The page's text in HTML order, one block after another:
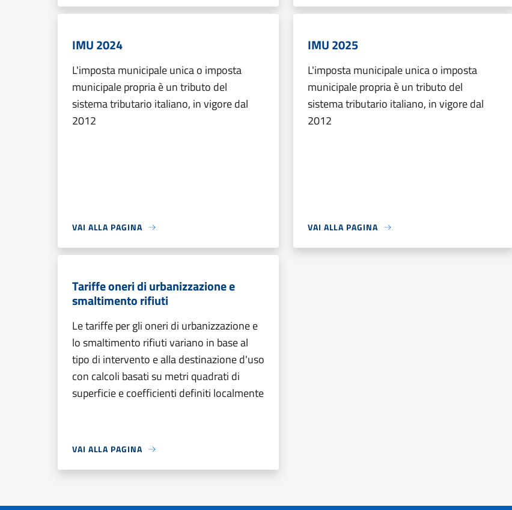
IMU 2024
L'imposta municipale unica o imposta
municipale propria è un tributo del
sistema tributario italiano, in vigore dal
2012
VAI ALLA PAGINA
IMU 2025
L'imposta municipale unica o imposta
municipale propria è un tributo del
sistema tributario italiano, in vigore dal
2012
VAI ALLA PAGINA
Tariffe oneri di urbanizzazione e
smaltimento rifiuti
Le tariffe per gli oneri di urbanizzazione e
lo smaltimento rifiuti variano in base al
tipo di intervento e alla destinazione d'uso
con calcoli basati su metri quadrati di
superficie e coefficienti definiti localmente
VAI ALLA PAGINA